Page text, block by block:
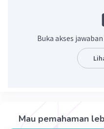
Rumus barisan
Penyelesaian:
Buka akses
Mau pemahaman